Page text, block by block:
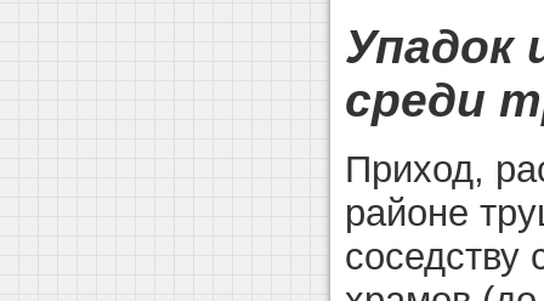
Упадок
среди
Приход,
районе
соседству